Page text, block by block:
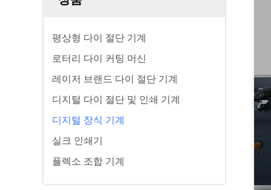
평상형 다이 절단 기계
로터리 다이 커팅 머신
레이저 브랜드 다이 절단 기계
디지털 다이 절단 및 인쇄 기계
디지털 장식 기계
실크 인쇄기
플렉소 조합 기계